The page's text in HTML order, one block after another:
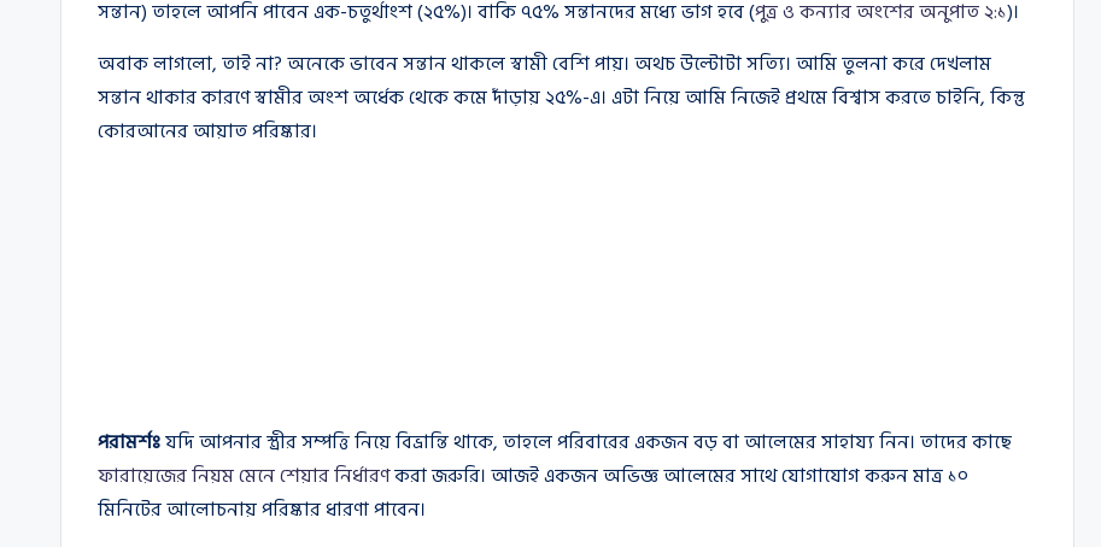
সন্তান) তাহলে আপনি পাবেন এক-চতুর্থাংশ (২৫%)। বাকি ৭৫% সন্তানদের মধ্যে ভাগ হবে (পুত্র ও কন্যার অংশের অনুপাত ২:১)।
অবাক লাগলো, তাই না? অনেকে ভাবেন সন্তান থাকলে স্বামী বেশি পায়। অথচ উল্টোটা সত্যি। আমি তুলনা করে দেখলাম
সন্তান থাকার কারণে স্বামীর অংশ অর্ধেক থেকে কমে দাঁড়ায় ২৫%-এ। এটা নিয়ে আমি নিজেই প্রথমে বিশ্বাস করতে চাইনি, কিন্তু
কোরআনের আয়াত পরিষ্কার।
পরামর্শঃযদি আপনার স্ত্রীর সম্পত্তি নিয়ে বিভ্রান্তি থাকে, তাহলে পরিবারের একজন বড় বা আলেমের সাহায্য নিন। তাদের কাছে
ফারায়েজের নিয়ম মেনে শেয়ার নির্ধারণকরা জরুরি। আজই একজন অভিজ্ঞ আলেমের সাথে যোগাযোগ করুন মাত্র ১০
মিনিটের আলোচনায় পরিষ্কার ধারণা পাবেন।